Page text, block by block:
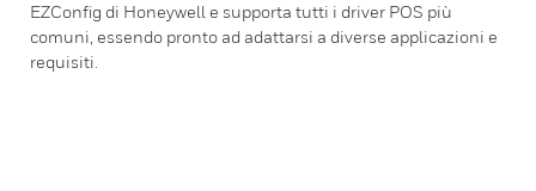
EZConfig di Honeywell e supporta tutti i driver POS più
comuni, essendo pronto ad adattarsi a diverse applicazioni e
requisiti.